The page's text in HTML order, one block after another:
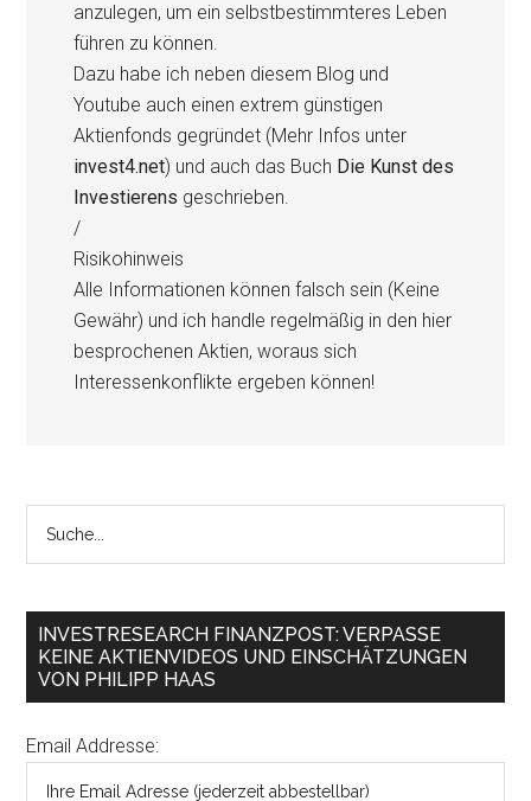
anzulegen, um ein selbstbestimmteres Leben
führen zu können.
Dazu habe ich neben diesem Blog und
Youtube auch einen extrem günstigen
Aktienfonds gegründet (Mehr Infos unter
invest4.net) und auch das Buch Die Kunst des
Investierens geschrieben.
/
Risikohinweis
Alle Informationen können falsch sein (Keine
Gewähr) und ich handle regelmäßig in den hier
besprochenen Aktien, woraus sich
Interessenkonflikte ergeben können!
INVESTRESEARCH FINANZPOST: VERPASSE
KEINE AKTIENVIDEOS UND EINSCHÄTZUNGEN
VON PHILIPP HAAS
Email Addresse: